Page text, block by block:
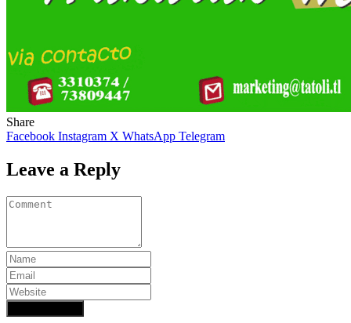
Share
Facebook Instagram X WhatsApp Telegram
Leave a Reply